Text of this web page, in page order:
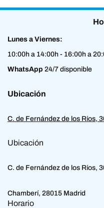
Lunes a Viernes:
10:00h a 14:00h - 16:00h a
WhatsApp 24/7 disponible
Ubicación
C. de Fernández de los Ríos,
Ubicación
C. de Fernández de los Ríos,
Chamberí, 28015 Madrid
Horario